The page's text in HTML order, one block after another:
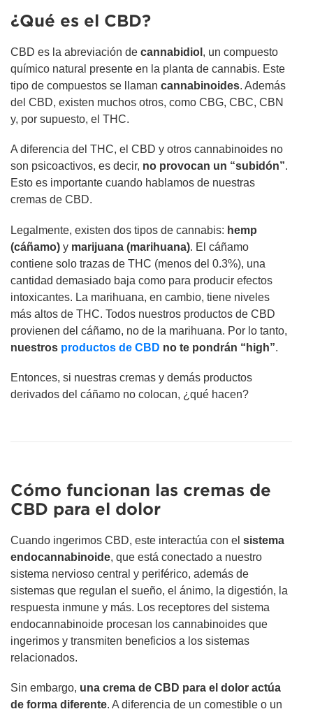
¿Qué es el CBD?
CBD es la abreviación de cannabidiol , un compuesto
químico natural presente en la planta de cannabis. Este
tipo de compuestos se llaman cannabinoides. Además
del CBD, existen muchos otros, como CBG, CBC, CBN
y, por supuesto, el THC.
A diferencia del THC, el CBD y otros cannabinoides no
son psicoactivos, es decir, no provocan un “subidón”.
Esto es importante cuando hablamos de nuestras
cremas de CBD.
Legalmente, existen dos tipos de cannabis: hemp
(cáñamo) y marijuana (marihuana). El cáñamo
contiene solo trazas de THC (menos del 0.3%), una
cantidad demasiado baja como para producir efectos
intoxicantes. La marihuana, en cambio, tiene niveles
más altos de THC. Todos nuestros productos de CBD
provienen del cáñamo, no de la marihuana. Por lo tanto,
nuestros productos de CBD no te pondrán “high”.
Entonces, si nuestras cremas y demás productos
derivados del cáñamo no colocan, ¿qué hacen?
Cómo funcionan las cremas de
CBD para el dolor
Cuando ingerimos CBD, este interactúa con el sistema
endocannabinoide, que está conectado a nuestro
sistema nervioso central y periférico, además de
sistemas que regulan el sueño, el ánimo, la digestión, la
respuesta inmune y más. Los receptores del sistema
endocannabinoide procesan los cannabinoides que
ingerimos y transmiten beneficios a los sistemas
relacionados.
Sin embargo, una crema de CBD para el dolor actúa
de forma diferente. A diferencia de un comestible o un